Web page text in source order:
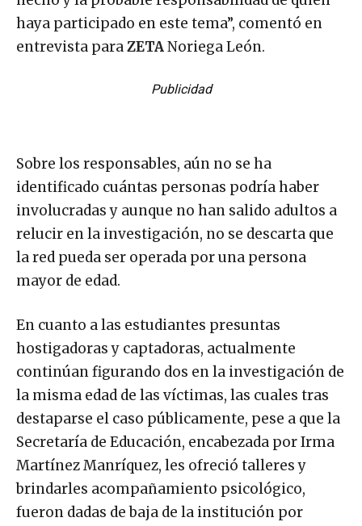
haya participado en este tema”, comentó en
entrevista paraZETANoriega León.
Publicidad
Sobre los responsables, aún no se ha
identificado cuántas personas podría haber
involucradas y aunque no han salido adultos a
relucir en la investigación, no se descarta que
la red pueda ser operada por una persona
mayor de edad.
En cuanto a las estudiantes presuntas
hostigadoras y captadoras, actualmente
continúan figurando dos en la investigación de
la misma edad de las víctimas, las cuales tras
destaparse el caso públicamente, pese a que la
Secretaría de Educación, encabezada por Irma
Martínez Manríquez, les ofreció talleres y
brindarles acompañamiento psicológico,
fueron dadas de baja de la institución por